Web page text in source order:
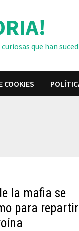
curiosas que han
COOKIES
la mafia se
para